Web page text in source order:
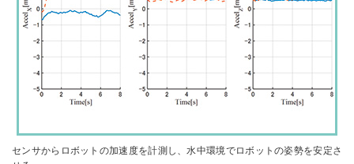
センサからロボットの加速度を計測し、水中環境でロボットの姿勢を安定さ